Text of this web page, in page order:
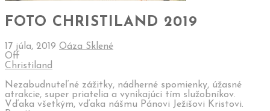
FOTO CHRISTILAND 2019
17 júla, 2019 Oáza Sklené
Off
Christiland
Nezabudnuteľné zážitky, nádherné spomienky, úžasné
atrakcie, super priatelia a vynikajúci tím služobníkov.
Vďaka všetkým, vďaka nášmu Pánovi Ježišovi Kristovi.